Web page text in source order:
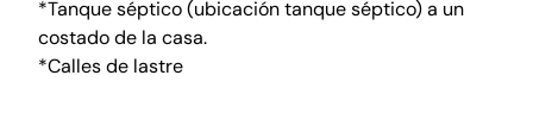
*Tanque séptico (ubicación tanque séptico) a un
costado de la casa.
*Calles de lastre